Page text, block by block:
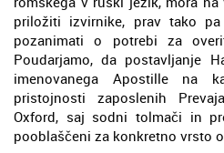
priložiti izvirnike, prav tako
pozanimati o potrebi za
Poudarjamo, da postavljanje
imenovanega Apostille na
pristojnosti zaposlenih
Oxford, saj sodni tolmači in
pooblaščeni za konkretno vrsto